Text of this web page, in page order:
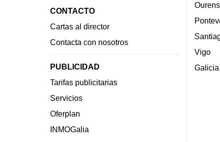
CONTACTO
Cartas al director
Contacta con nosotros
PUBLICIDAD
Tarifas publicitarias
Servicios
Oferplan
INMOGalia
Vigo